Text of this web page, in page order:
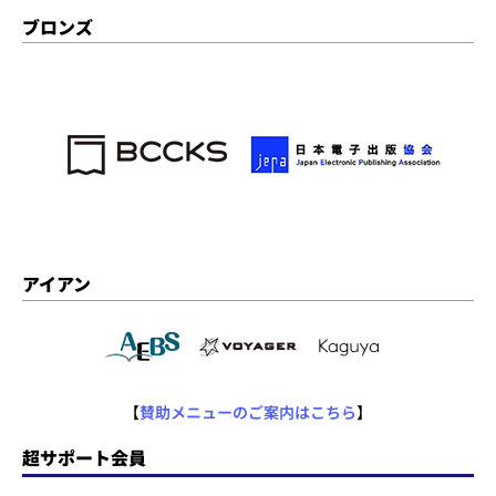
ブロンズ
アイアン
【賛助メニューのご案内はこちら】
超サポート会員